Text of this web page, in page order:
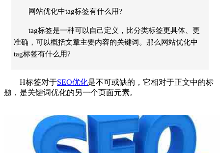
网站优化中tag标签有什么用?
tag标签是一种可以自己定义，比分类标签更具体、更
准确，可以概括文章主要内容的关键词。那么网站优化中
tag标签有什么用?
H标签对于SEO优化是不可或缺的，它相对于正文中的标
题，是关键词优化的另一个页面元素。